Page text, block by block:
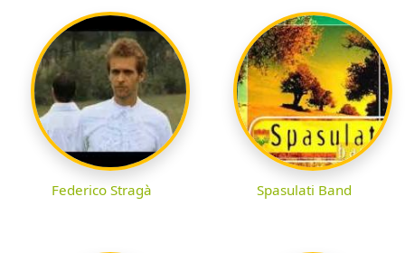
Federico Stragà Spasulati Band